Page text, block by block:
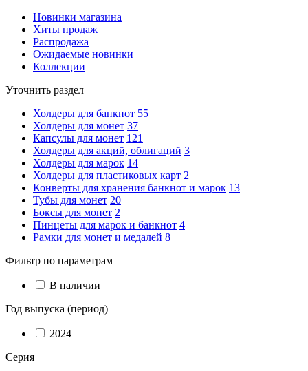
Новинки магазина
Хиты продаж
Распродажа
Ожидаемые новинки
Коллекции
Уточнить раздел
Холдеры для банкнот 55
Холдеры для монет 37
Капсулы для монет 121
Холдеры для акций, облигаций 3
Холдеры для марок 14
Холдеры для пластиковых карт 2
Конверты для хранения банкнот и марок 13
Тубы для монет 20
Боксы для монет 2
Пинцеты для марок и банкнот 4
Рамки для монет и медалей 8
Фильтр по параметрам
В наличии
Год выпуска (период)
2024
Серия